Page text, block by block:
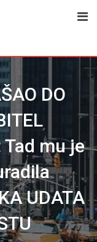
DO
Tad mu je
UDATA